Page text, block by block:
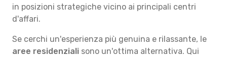
in posizioni strategiche vicino ai principali centri
d'affari.
Se cerchi un'esperienza più genuina e rilassante, le
aree residenziali sono un'ottima alternativa. Qui